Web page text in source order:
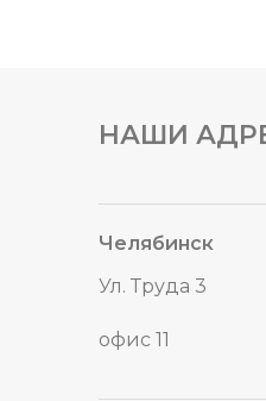
НАШИ
Челябинск
Ул. Труда 3
офис 11